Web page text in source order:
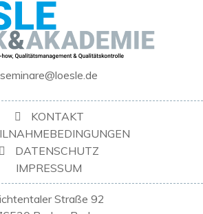
seminare@loesle.de
KONTAKT
DATENSCHUTZ
IMPRESSUM
Straße 92